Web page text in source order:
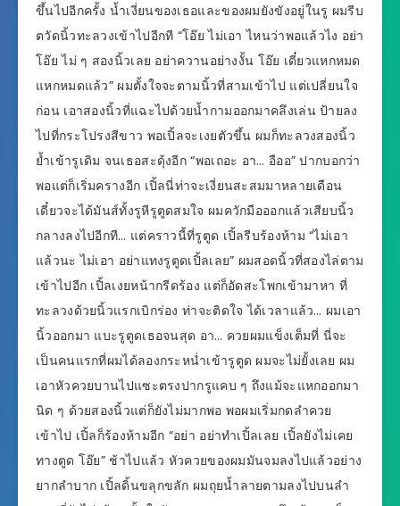
ขึ้นไปอีกครั้ง น้ำเงี่ยนของเธอและของผมยังขังอยู่ในรู ผมรีบ
ตวัดนิ้วทะลวงเข้าไปอีกที “โอ๊ย ไม่เอา ไหนว่าพอแล้วไง อย่า
โอ๊ย ไม่ ๆ สองนิ้วเลย อย่าควานอย่างงั้น โอ๊ย เดี๋ยวแหกหมด
แหกหมดแล้ว” ผมตั้งใจจะตามนิ้วที่สามเข้าไป แต่เปลี่ยนใจ
ก่อน เอาสองนิ้วที่แฉะไปด้วยน้ำกามออกมาคลึงเล่น ป้ายลง
ไปที่กระโปรงสีขาว พอเปิ้ลจะเงยตัวขึ้น ผมก็ทะลวงสองนิ้ว
ย้ำเข้ารูเดิม จนเธอสะดุ้งอีก “พอเถอะ อา… อืออ” ปากบอกว่า
พอแต่ก็เริ่มครางอีก เปิ้ลนี่ท่าจะเงี่ยนสะสมมาหลายเดือน
เดี๋ยวจะได้มันส์ทั้งรูหีรูตูดสมใจ ผมควักมือออกแล้วเสียบนิ้ว
กลางลงไปอีกที… แต่คราวนี้ที่รูตูด เปิ้ลรีบร้องห้าม “ไม่เอา
แล้วนะ ไม่เอา อย่าแทงรูตูดเปิ้ลเลย” ผมสอดนิ้วที่สองไล่ตาม
เข้าไปอีก เปิ้ลเงยหน้ากรีดร้อง แต่ก็อัดสะโพกเข้ามาหา ที่
ทะลวงด้วยนิ้วแรกเบิกร่อง ท่าจะติดใจ ได้เวลาแล้ว… ผมเอา
นิ้วออกมา แบะรูตูดเธอจนสุด อา… ควยผมแข็งเต็มที่ นี่จะ
เป็นคนแรกที่ผมได้ลองกระหน่ำเข้ารูตูด ผมจะไม่ยั้งเลย ผม
เอาหัวควยบานไปแซะตรงปากรูแคบ ๆ ถึงแม้จะแหกออกมา
นิด ๆ ด้วยสองนิ้วแต่ก็ยังไม่มากพอ พอผมเริ่มกดลำควย
เข้าไป เปิ้ลก็ร้องห้ามอีก “อย่า อย่าทำเปิ้ลเลย เปิ้ลยังไม่เคย
ทางตูด โอ๊ย” ช้าไปแล้ว หัวควยของผมมันจมลงไปแล้วอย่าง
ยากลำบาก เปิ้ลดิ้นขลุกขลัก ผมถุยน้ำลายตามลงไปบนลำ